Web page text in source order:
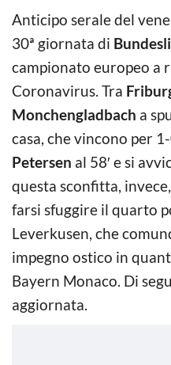
Anticipo serale del
30ª giornata di
campionato europeo a
Coronavirus. Tra
Monchengladbach a
casa, che vincono per
Petersen al 58′ e si
questa sconfitta,
farsi sfuggire il quarto
Leverkusen, che
impegno ostico in
Bayern Monaco. Di
aggiornata.